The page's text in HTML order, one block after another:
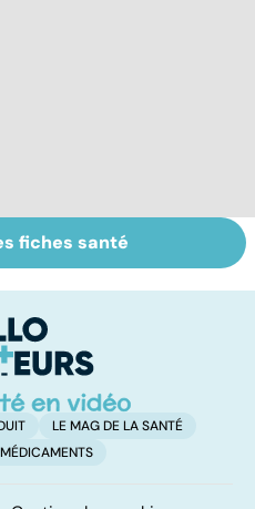
Placenta : un
organe
fiches santé
LE MAG DE LA SANTÉ
MÉDICAMENTS